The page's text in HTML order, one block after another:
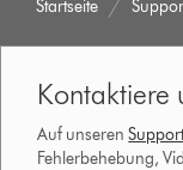
Startseite
Kontaktiere
Auf unseren
Fehlerbehebung,